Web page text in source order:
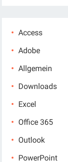
Access
Adobe
Allgemein
Downloads
Excel
Office 365
Outlook
PowerPoint